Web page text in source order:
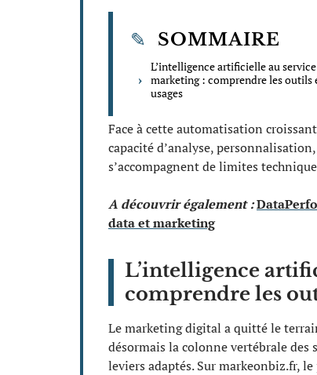
SOMMAIRE
L’intelligence artificielle au
marketing : comprendre les outils
usages
Face à cette automatisation
capacité d’analyse,
s’accompagnent de limites
A découvrir également :
data et marketing
L’intelligence
comprendre les
Le marketing digital a quitté le
désormais la colonne vertébrale
leviers adaptés. Sur markeonbiz.fr, le